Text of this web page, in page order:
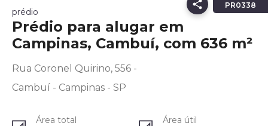
PR0338
prédio
Prédio para alugar em
Campinas, Cambuí, com 636 m²
Rua Coronel Quirino, 556 -
Cambuí - Campinas - SP
Área total Área útil